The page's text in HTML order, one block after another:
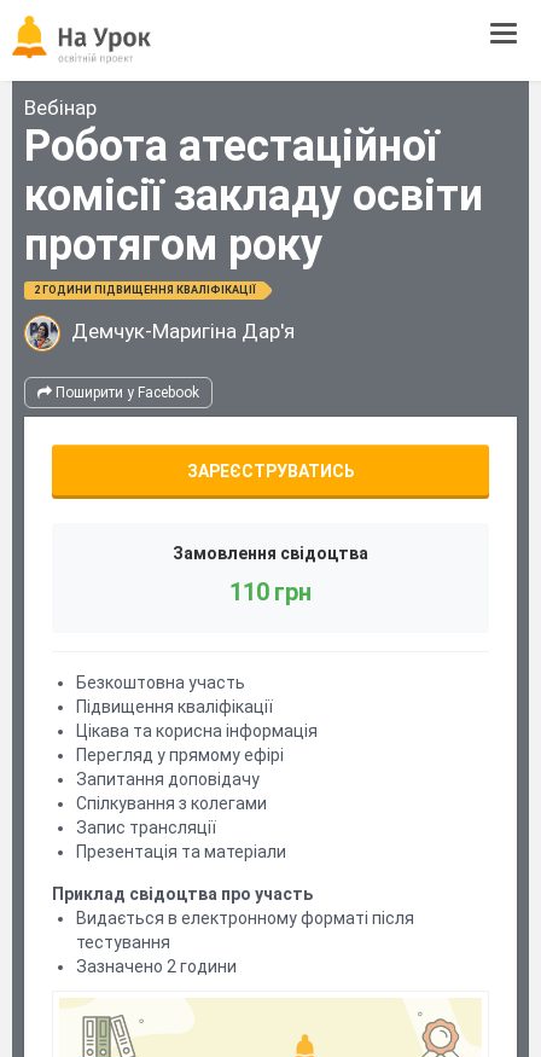
Вебінар
Робота атестаційної
комісії закладу освіти
протягом року
2 ГОДИНИ ПІДВИЩЕННЯ КВАЛІФІКАЦІЇ
Демчук-Маригіна Дар'я
Поширити у Facebook
ЗАРЕЄСТРУВАТИСЬ
Замовлення свідоцтва
110 грн
Безкоштовна участь
Підвищення кваліфікації
Цікава та корисна інформація
Перегляд у прямому ефірі
Запитання доповідачу
Спілкування з колегами
Запис трансляції
Презентація та матеріали
Приклад свідоцтва про участь
Видається в електронному форматі після
тестування
Зазначено 2 години